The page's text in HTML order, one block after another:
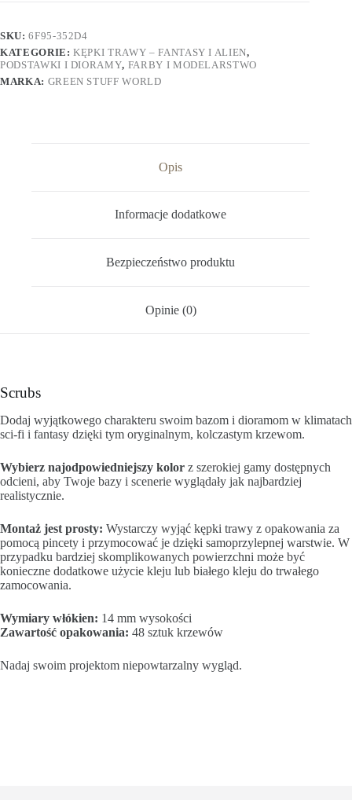
SKU:6F95-352D4
KATEGORIE:KĘPKI TRAWY – FANTASY I ALIEN,
PODSTAWKI I DIORAMY, FARBY I MODELARSTWO
MARKA: GREEN STUFF WORLD
Opis
Informacje dodatkowe
Bezpieczeństwo produktu
Opinie (0)
Scrubs
Dodaj wyjątkowego charakteru swoim bazom i dioramom w klimatach
sci-fi i fantasy dzięki tym oryginalnym, kolczastym krzewom.
Wybierz najodpowiedniejszy kolor z szerokiej gamy dostępnych
odcieni, aby Twoje bazy i scenerie wyglądały jak najbardziej
realistycznie.
Montaż jest prosty: Wystarczy wyjąć kępki trawy z opakowania za
pomocą pincety i przymocować je dzięki samoprzylepnej warstwie. W
przypadku bardziej skomplikowanych powierzchni może być
konieczne dodatkowe użycie kleju lub białego kleju do trwałego
zamocowania.
Wymiary włókien: 14 mm wysokości
Zawartość opakowania: 48 sztuk krzewów
Nadaj swoim projektom niepowtarzalny wygląd.